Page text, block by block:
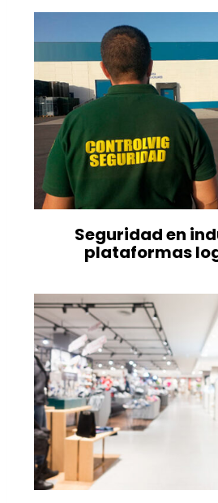
Seguridad en
plataformas